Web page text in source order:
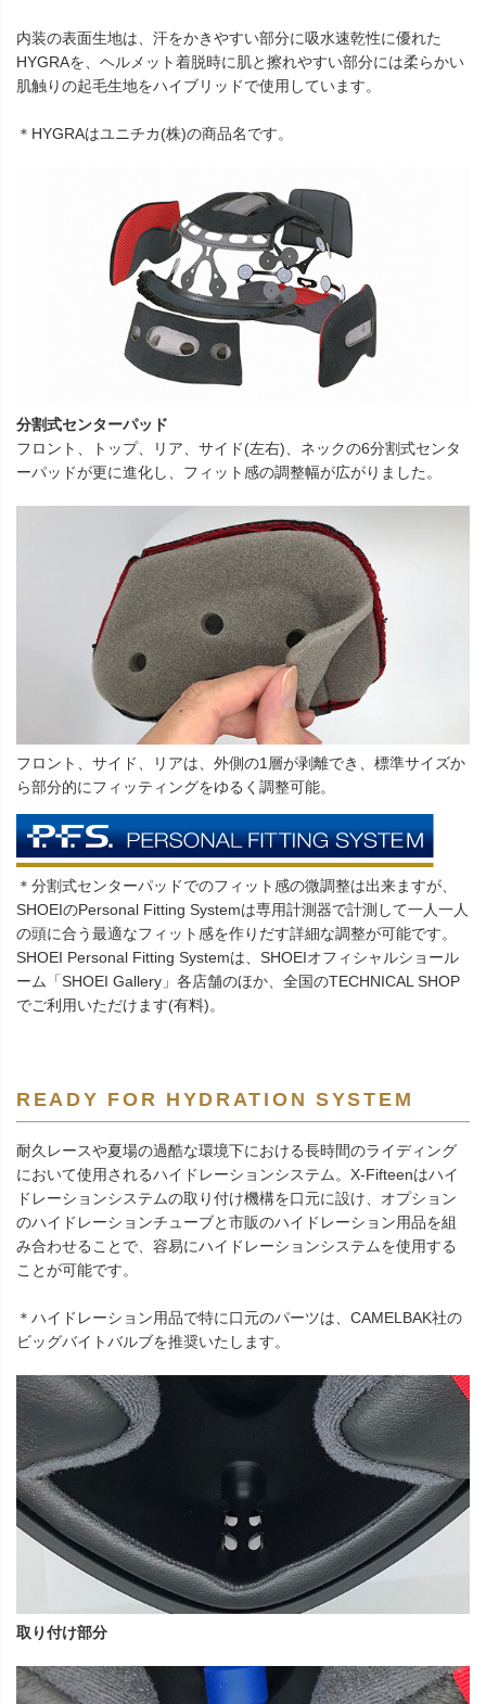
内装の表面生地は、汗をかきやすい部分に吸水速乾性に優れた
HYGRAを、ヘルメット着脱時に肌と擦れやすい部分には柔らかい
肌触りの起毛生地をハイブリッドで使用しています。
＊HYGRAはユニチカ(株)の商品名です。
分割式センターパッド
フロント、トップ、リア、サイド(左右)、ネックの6分割式センタ
ーパッドが更に進化し、フィット感の調整幅が広がりました。
フロント、サイド、リアは、外側の1層が剥離でき、標準サイズか
ら部分的にフィッティングをゆるく調整可能。
＊分割式センターパッドでのフィット感の微調整は出来ますが、
SHOEIのPersonal Fitting Systemは専用計測器で計測して一人一人
の頭に合う最適なフィット感を作りだす詳細な調整が可能です。
SHOEI Personal Fitting Systemは、SHOEIオフィシャルショール
ーム「SHOEI Gallery」各店舗のほか、全国のTECHNICAL SHOP
でご利用いただけます(有料)。
READY FOR HYDRATION SYSTEM
耐久レースや夏場の過酷な環境下における長時間のライディング
において使用されるハイドレーションシステム。X-Fifteenはハイ
ドレーションシステムの取り付け機構を口元に設け、オプション
のハイドレーションチューブと市販のハイドレーション用品を組
み合わせることで、容易にハイドレーションシステムを使用する
ことが可能です。
＊ハイドレーション用品で特に口元のパーツは、CAMELBAK社の
ビッグバイトバルブを推奨いたします。
取り付け部分